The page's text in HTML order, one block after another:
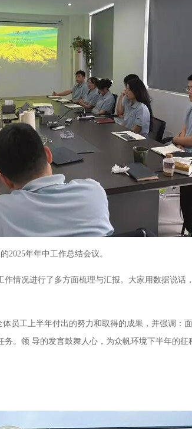
年年中工作总结会议。
况进行了多方面梳理与汇报。大家用数据说话
工上半年付出的努力和取得的成果，并强调：
。领 导的发言鼓舞人心，为众帆环境下半年的征